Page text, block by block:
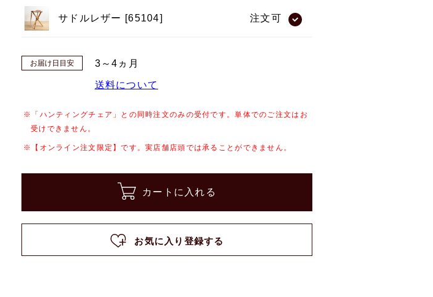
サドルレザー [65104] 注文可
お届け日目安 3～4ヵ月
送料について
※「ハンティングチェア」との同時注文のみの受付です。単体でのご注文はお
受けできません。
※【オンライン注文限定】です。実店舗店頭では承ることができません。
カートに入れる
お気に入り登録する